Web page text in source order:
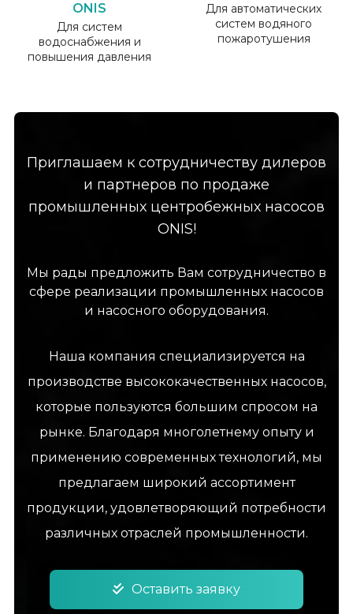
ONIS
Для систем
водоснабжения и
повышения давления
Для автоматических
систем водяного
пожаротушения
Приглашаем к сотрудничеству дилеров
и партнеров по продаже
промышленных центробежных насосов
ONIS!
Мы рады предложить Вам сотрудничество в
сфере реализации промышленных насосов
и насосного оборудования.
Наша компания специализируется на
производстве высококачественных насосов,
которые пользуются большим спросом на
рынке. Благодаря многолетнему опыту и
применению современных технологий, мы
предлагаем широкий ассортимент
продукции, удовлетворяющий потребности
различных отраслей промышленности.
Оставить заявку